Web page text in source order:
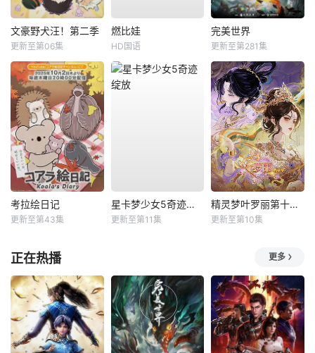
文豪野犬汪！第二季
更新至第06集
燃比娃
HD国语
完美世界
更新至第281集
考拉绘日记
更新至第43集
星卡梦少女5奇迹绽放
更新至第11集
精灵梦叶罗丽第十一季（下）
更新至第10集
正在热播 更多